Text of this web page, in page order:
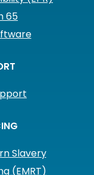
65
Slavery
(EMRT)